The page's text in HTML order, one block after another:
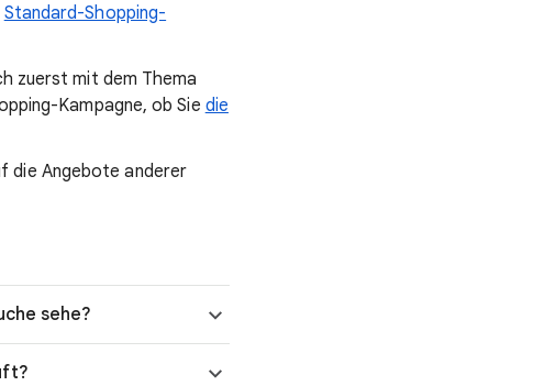
Standard-Shopping-
zuerst mit dem Thema
Kampagne, ob Sie die
die Angebote anderer
sehe?